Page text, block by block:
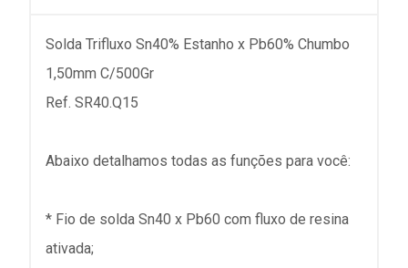
Solda Trifluxo Sn40% Estanho x Pb60% Chumbo
1,50mm C/500Gr
Ref. SR40.Q15
Abaixo detalhamos todas as funções para você:
* Fio de solda Sn40 x Pb60 com fluxo de resina
ativada;